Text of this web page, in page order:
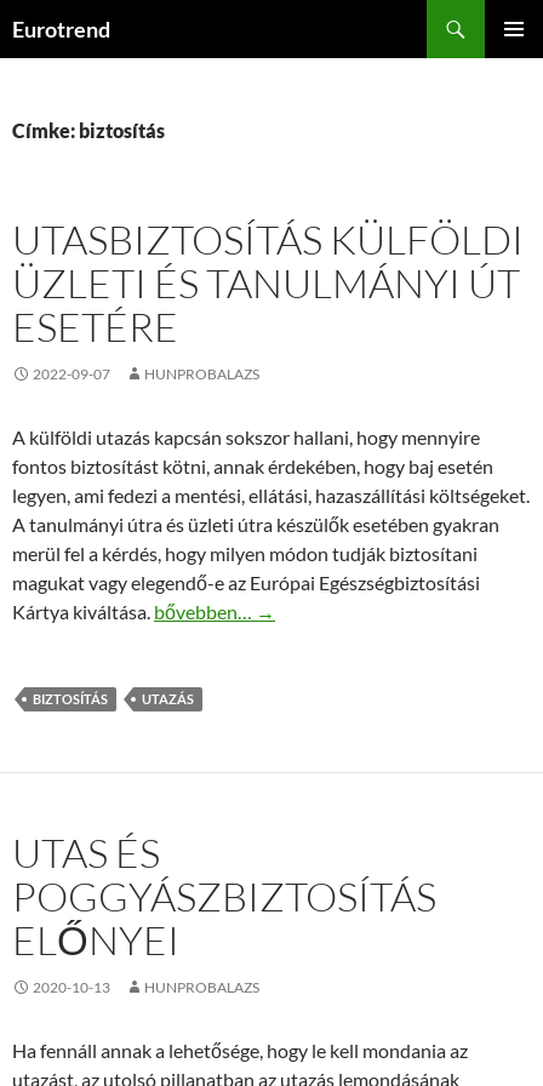
Eurotrend
Címke: biztosítás
UTASBIZTOSÍTÁS KÜLFÖLDI
ÜZLETI ÉS TANULMÁNYI ÚT
ESETÉRE
2022-09-07 HUNPROBALAZS
A külföldi utazás kapcsán sokszor hallani, hogy mennyire
fontos biztosítást kötni, annak érdekében, hogy baj esetén
legyen, ami fedezi a mentési, ellátási, hazaszállítási költségeket.
A tanulmányi útra és üzleti útra készülők esetében gyakran
merül fel a kérdés, hogy milyen módon tudják biztosítani
magukat vagy elegendő-e az Európai Egészségbiztosítási
Kártya kiváltása. Utasbiztosítás külföldi üzleti és tanulmányi út
bővebben… →
BIZTOSÍTÁS UTAZÁS
UTAS ÉS
POGGYÁSZBIZTOSÍTÁS
ELŐNYEI
2020-10-13 HUNPROBALAZS
Ha fennáll annak a lehetősége, hogy le kell mondania az
utazást, az utolsó pillanatban az utazás lemondásának